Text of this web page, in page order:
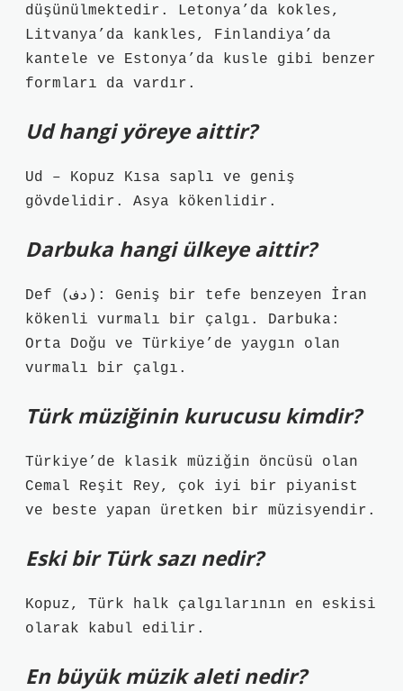
düşünülmektedir. Letonya’da kokles,
Litvanya’da kankles, Finlandiya’da
kantele ve Estonya’da kusle gibi benzer
formları da vardır.
Ud hangi yöreye aittir?
Ud – Kopuz Kısa saplı ve geniş
gövdelidir. Asya kökenlidir.
Darbuka hangi ülkeye aittir?
Def (دف): Geniş bir tefe benzeyen İran
kökenli vurmalı bir çalgı. Darbuka:
Orta Doğu ve Türkiye’de yaygın olan
vurmalı bir çalgı.
Türk müziğinin kurucusu kimdir?
Türkiye’de klasik müziğin öncüsü olan
Cemal Reşit Rey, çok iyi bir piyanist
ve beste yapan üretken bir müzisyendir.
Eski bir Türk sazı nedir?
Kopuz, Türk halk çalgılarının en eskisi
olarak kabul edilir.
En büyük müzik aleti nedir?